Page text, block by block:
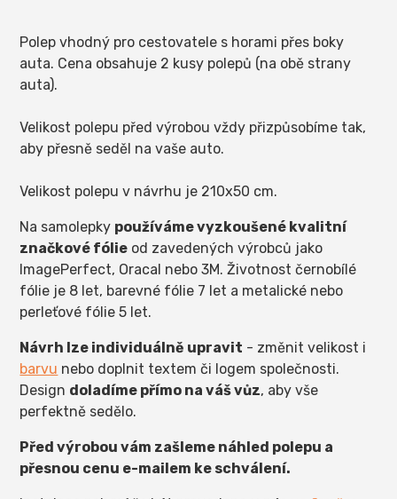
Polep vhodný pro cestovatele s horami přes boky
auta. Cena obsahuje 2 kusy polepů (na obě strany
auta).
Velikost polepu před výrobou vždy přizpůsobíme tak,
aby přesně seděl na vaše auto.
Velikost polepu v návrhu je 210x50 cm.
Na samolepky používáme vyzkoušené kvalitní
značkové fólie od zavedených výrobců jako
ImagePerfect, Oracal nebo 3M. Životnost černobílé
fólie je 8 let, barevné fólie 7 let a metalické nebo
perleťové fólie 5 let.
Návrh lze individuálně upravit - změnit velikost i
barvu nebo doplnit textem či logem společnosti.
Design doladíme přímo na váš vůz, aby vše
perfektně sedělo.
Před výrobou vám zašleme náhled polepu a
přesnou cenu e-mailem ke schválení.